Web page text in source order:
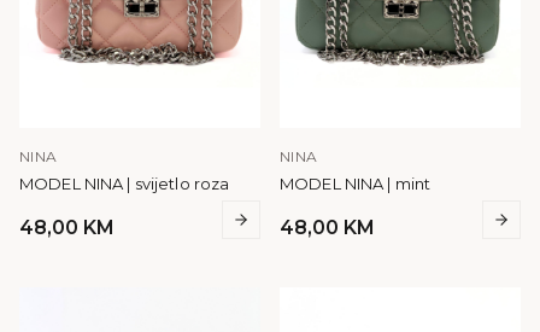
NINA
MODEL NINA | svijetlo roza
48,00 KM
NINA
MODEL NINA | mint
48,00 KM